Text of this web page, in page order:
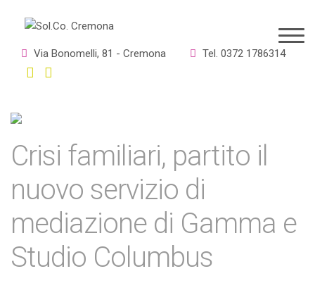
Via Bonomelli, 81 - Cremona Tel. 0372 1786314
Crisi familiari, partito il
nuovo servizio di
mediazione di Gamma e
Studio Columbus